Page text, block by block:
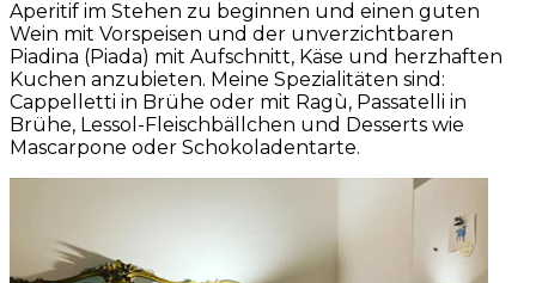
Aperitif im Stehen zu beginnen und einen guten
Wein mit Vorspeisen und der unverzichtbaren
Piadina (Piada) mit Aufschnitt, Käse und herzhaften
Kuchen anzubieten. Meine Spezialitäten sind:
Cappelletti in Brühe oder mit Ragù, Passatelli in
Brühe, Lessol-Fleischbällchen und Desserts wie
Mascarpone oder Schokoladentarte.